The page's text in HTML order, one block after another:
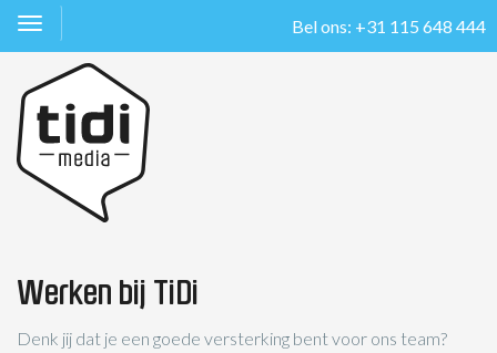
Toggle
navigation
Bel ons: +31 115 648 444
Werken bij TiDi
Denk jij dat je een goede versterking bent voor ons team?